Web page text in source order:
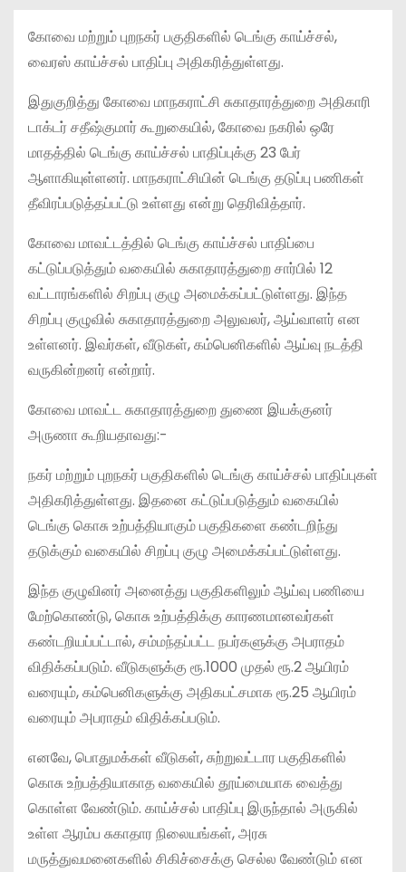
கோவை மற்றும் புறநகர் பகுதிகளில் டெங்கு காய்ச்சல்,
வைரஸ் காய்ச்சல் பாதிப்பு அதிகரித்துள்ளது.
இதுகுறித்து கோவை மாநகராட்சி சுகாதாரத்துறை அதிகாரி
டாக்டர் சதீஷ்குமார் கூறுகையில், கோவை நகரில் ஒரே
மாதத்தில் டெங்கு காய்ச்சல் பாதிப்புக்கு 23 பேர்
ஆளாகியுள்ளனர். மாநகராட்சியின் டெங்கு தடுப்பு பணிகள்
தீவிரப்படுத்தப்பட்டு உள்ளது என்று தெரிவித்தார்.
கோவை மாவட்டத்தில் டெங்கு காய்ச்சல் பாதிப்பை
கட்டுப்படுத்தும் வகையில் சுகாதாரத்துறை சார்பில் 12
வட்டாரங்களில் சிறப்பு குழு அமைக்கப்பட்டுள்ளது. இந்த
சிறப்பு குழுவில் சுகாதாரத்துறை அலுவலர், ஆய்வாளர் என
உள்ளனர். இவர்கள், வீடுகள், கம்பெனிகளில் ஆய்வு நடத்தி
வருகின்றனர் என்றார்.
கோவை மாவட்ட சுகாதாரத்துறை துணை இயக்குனர்
அருணா கூறியதாவது:-
நகர் மற்றும் புறநகர் பகுதிகளில் டெங்கு காய்ச்சல் பாதிப்புகள்
அதிகரித்துள்ளது. இதனை கட்டுப்படுத்தும் வகையில்
டெங்கு கொசு உற்பத்தியாகும் பகுதிகளை கண்டறிந்து
தடுக்கும் வகையில் சிறப்பு குழு அமைக்கப்பட்டுள்ளது.
இந்த குழுவினர் அனைத்து பகுதிகளிலும் ஆய்வு பணியை
மேற்கொண்டு, கொசு உற்பத்திக்கு காரணமானவர்கள்
கண்டறியப்பட்டால், சம்மந்தப்பட்ட நபர்களுக்கு அபராதம்
விதிக்கப்படும். வீடுகளுக்கு ரூ.1000 முதல் ரூ.2 ஆயிரம்
வரையும், கம்பெனிகளுக்கு அதிகபட்சமாக ரூ.25 ஆயிரம்
வரையும் அபராதம் விதிக்கப்படும்.
எனவே, பொதுமக்கள் வீடுகள், சுற்றுவட்டார பகுதிகளில்
கொசு உற்பத்தியாகாத வகையில் தூய்மையாக வைத்து
கொள்ள வேண்டும். காய்ச்சல் பாதிப்பு இருந்தால் அருகில்
உள்ள ஆரம்ப சுகாதார நிலையங்கள், அரசு
மருத்துவமனைகளில் சிகிச்சைக்கு செல்ல வேண்டும் என